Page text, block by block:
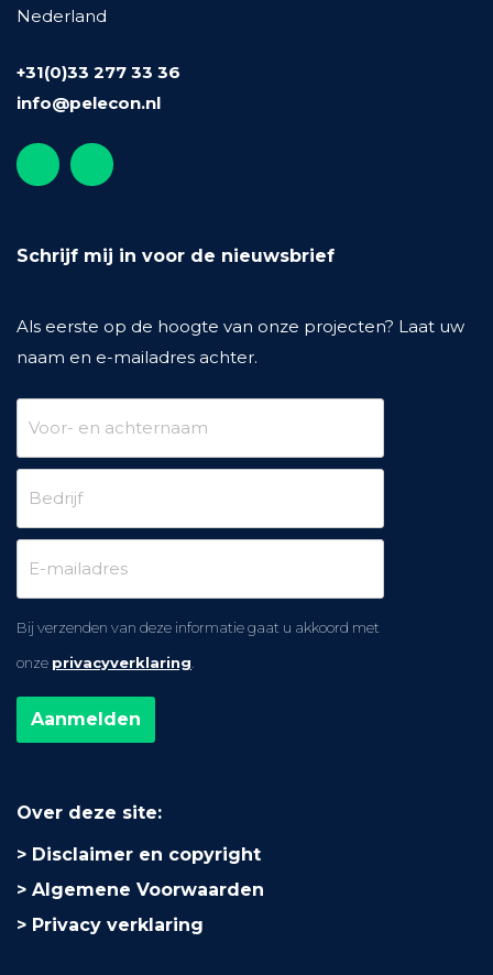
Nederland
+31(0)33 277 33 36
info@pelecon.nl
Schrijf mij in voor de nieuwsbrief
Als eerste op de hoogte van onze projecten? Laat uw
naam en e-mailadres achter.
Bij verzenden van deze informatie gaat u akkoord met
onze privacyverklaring
Over deze site:
Disclaimer en copyright
Algemene Voorwaarden
Privacy verklaring